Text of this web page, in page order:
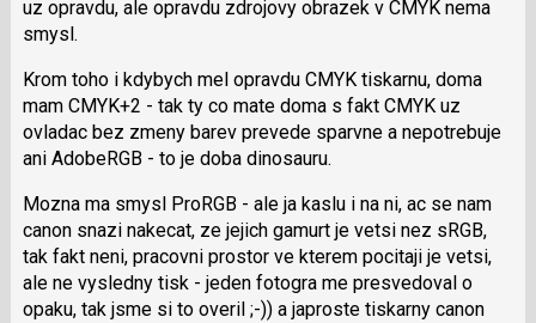
a
P
předchozí
nový
názor
uz opravdu, ale opravdu zdrojovy obrazek v CMYK nema
smysl.
Krom toho i kdybych mel opravdu CMYK tiskarnu, doma
mam CMYK+2 - tak ty co mate doma s fakt CMYK uz
ovladac bez zmeny barev prevede sparvne a nepotrebuje
ani AdobeRGB - to je doba dinosauru.
Mozna ma smysl ProRGB - ale ja kaslu i na ni, ac se nam
canon snazi nakecat, ze jejich gamurt je vetsi nez sRGB,
tak fakt neni, pracovni prostor ve kterem pocitaji je vetsi,
ale ne vysledny tisk - jeden fotogra me presvedoval o
opaku, tak jsme si to overil ;-)) a japroste tiskarny canon